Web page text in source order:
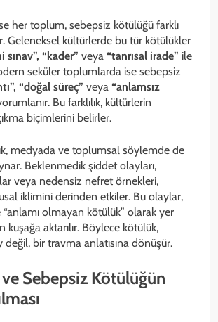
her toplum, sebepsiz kötülüğü farklı
Geleneksel kültürlerde bu tür kötülükler
sınav”, “kader” veya “tanrısal irade” ile
seküler toplumlarda ise sebepsiz
“doğal süreç” veya “anlamsız
Bu farklılık, kültürlerin
biçimlerini belirler.
medyada ve toplumsal söylemde de
Beklenmedik şiddet olayları,
veya nedensiz nefret örnekleri,
iklimini derinden etkiler. Bu olaylar,
olmayan kötülük” olarak yer
kuşağa aktarılır. Böylece kötülük,
değil, bir travma anlatısına dönüşür.
Sebepsiz Kötülüğün